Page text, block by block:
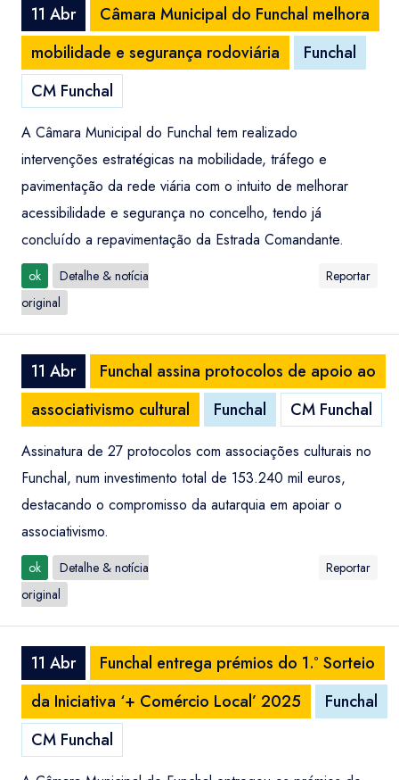
11 Abr
Câmara Municipal do Funchal melhora
mobilidade e segurança rodoviária
Funchal
CM Funchal
A Câmara Municipal do Funchal tem realizado
intervenções estratégicas na mobilidade, tráfego e
pavimentação da rede viária com o intuito de melhorar
acessibilidade e segurança no concelho, tendo já
concluído a repavimentação da Estrada Comandante.
ok
Detalhe & notícia
original
Reportar
11 Abr
Funchal assina protocolos de apoio ao
associativismo cultural
Funchal CM Funchal
Assinatura de 27 protocolos com associações culturais no
Funchal, num investimento total de 153.240 mil euros,
destacando o compromisso da autarquia em apoiar o
associativismo.
ok
Detalhe & notícia
original
Reportar
11 Abr
Funchal entrega prémios do 1.º Sorteio
da Iniciativa ‘+ Comércio Local’ 2025
Funchal
CM Funchal